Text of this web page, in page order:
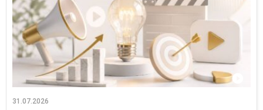
31.07.2026